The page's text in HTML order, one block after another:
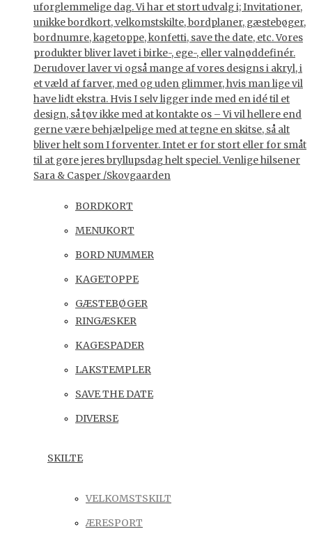
uforglemmelige dag. Vi har et stort udvalg i; Invitationer,
unikke bordkort, velkomstskilte, bordplaner, gæstebøger,
bordnumre, kagetoppe, konfetti, save the date, etc. Vores
produkter bliver lavet i birke-, ege-, eller valnøddefinér.
Derudover laver vi også mange af vores designs i akryl, i
et væld af farver, med og uden glimmer, hvis man lige vil
have lidt ekstra. Hvis I selv ligger inde med en idé til et
design, så tøv ikke med at kontakte os – Vi vil hellere end
gerne være behjælpelige med at tegne en skitse, så alt
bliver helt som I forventer. Intet er for stort eller for småt
til at gøre jeres bryllupsdag helt speciel. Venlige hilsener
Sara & Casper /Skovgaarden
BORDKORT
MENUKORT
BORD NUMMER
KAGETOPPE
GÆSTEBØGER
RINGÆSKER
KAGESPADER
LAKSTEMPLER
SAVE THE DATE
DIVERSE
SKILTE
VELKOMSTSKILT
ÆRESPORT